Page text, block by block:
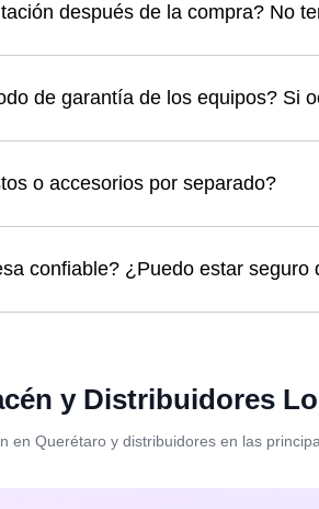
después de la compra? No
de garantía de los equipos? Si
o accesorios por separado?
confiable? ¿Puedo estar
y Distribuidores
en Querétaro y distribuidores en las